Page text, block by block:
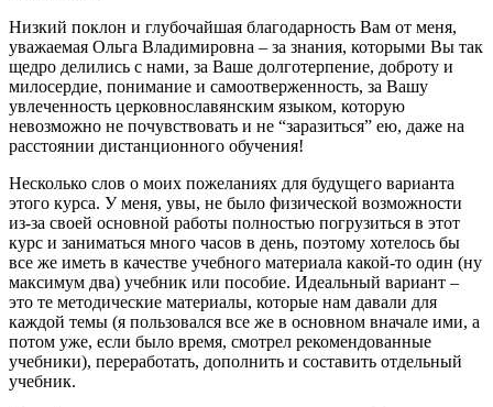
Низкий поклон и глубочайшая благодарность Вам от меня,
уважаемая Ольга Владимировна – за знания, которыми Вы так
щедро делились с нами, за Ваше долготерпение, доброту и
милосердие, понимание и самоотверженность, за Вашу
увлеченность церковнославянским языком, которую
невозможно не почувствовать и не “заразиться” ею, даже на
расстоянии дистанционного обучения!
Несколько слов о моих пожеланиях для будущего варианта
этого курса. У меня, увы, не было физической возможности
из-за своей основной работы полностью погрузиться в этот
курс и заниматься много часов в день, поэтому хотелось бы
все же иметь в качестве учебного материала какой-то один (ну
максимум два) учебник или пособие. Идеальный вариант –
это те методические материалы, которые нам давали для
каждой темы (я пользовался все же в основном вначале ими, а
потом уже, если было время, смотрел рекомендованные
учебники), переработать, дополнить и составить отдельный
учебник.